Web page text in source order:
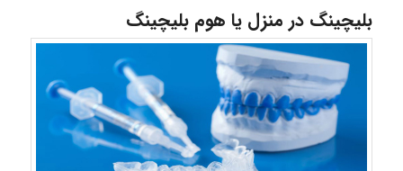
بلیچینگ در منزل یا هوم بلیچینگ